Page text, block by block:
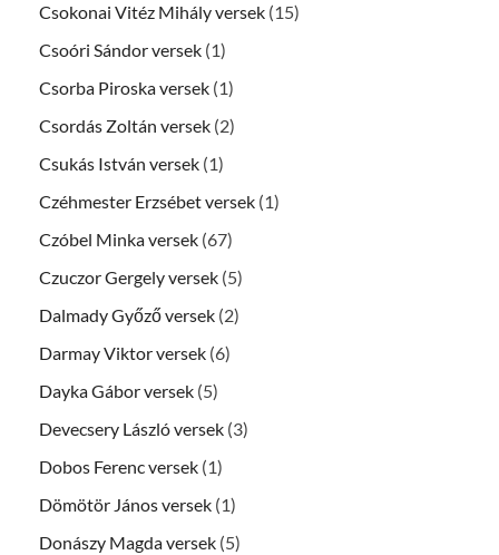
Csokonai Vitéz Mihály versek (15)
Csoóri Sándor versek (1)
Csorba Piroska versek (1)
Csordás Zoltán versek (2)
Csukás István versek (1)
Czéhmester Erzsébet versek (1)
Czóbel Minka versek (67)
Czuczor Gergely versek (5)
Dalmady Győző versek (2)
Darmay Viktor versek (6)
Dayka Gábor versek (5)
Devecsery László versek (3)
Dobos Ferenc versek (1)
Dömötör János versek (1)
Donászy Magda versek (5)